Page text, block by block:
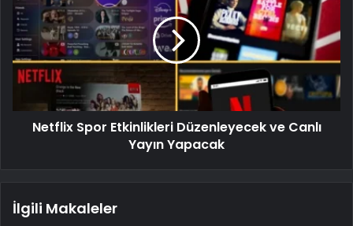
Netflix Spor Etkinlikleri Düzenleyecek ve Canlı
Yayın Yapacak
İlgili Makaleler